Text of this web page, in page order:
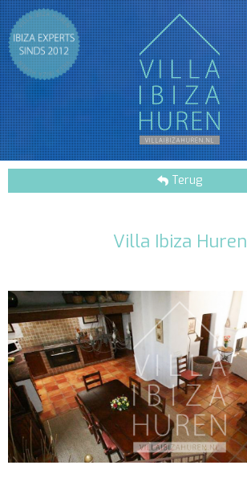
Terug
Villa Ibiza Huren